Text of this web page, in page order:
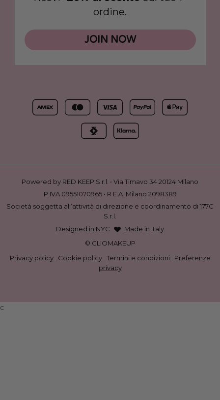
ordine.
JOIN NOW
Powered by RED KEEP S.r.l. • Via Timavo 34 20124 Milano
P.IVA 09551070965 • R.E.A. Milano 2098389
Società soggetta all’attività di direzione e coordinamento di 177C
S.r.l.
Designed in NYC
Made in Italy
© CLIOMAKEUP
Privacy policy· Cookie policy· Termini e condizioni
Preferenze
privacy
c